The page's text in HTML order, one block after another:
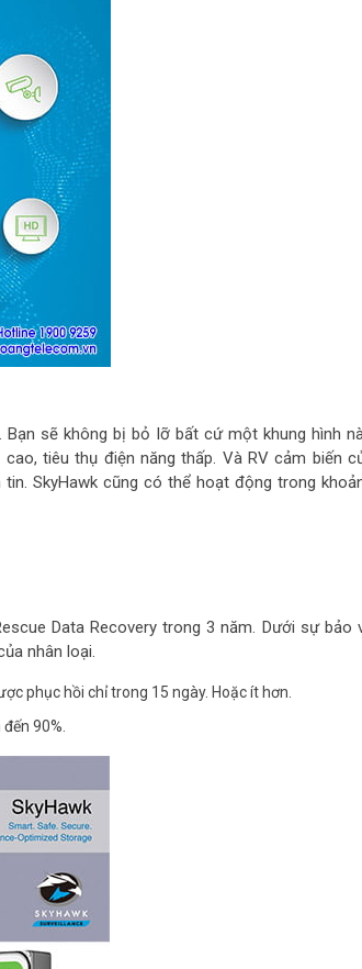
. Bạn sẽ không bị bỏ lỡ bất cứ một khung hình
tiêu thụ điện năng thấp. Và RV cảm biến
SkyHawk cũng có thể hoạt động trong
Data Recovery trong 3 năm. Dưới sự bảo
nhân loại.
phục hồi chỉ trong 15 ngày. Hoặc ít hơn.
90%.